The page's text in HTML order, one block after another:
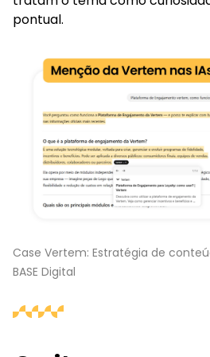
pontual.
Case Vertem: Estratégia de
BASE Digital